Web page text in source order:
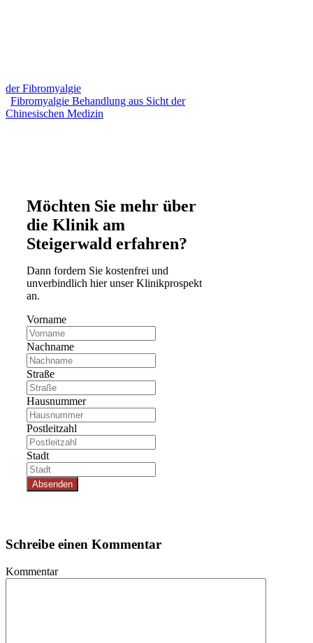
der Fibromyalgie
Fibromyalgie Behandlung aus Sicht der
Chinesischen Medizin
Möchten Sie mehr über
die Klinik am
Steigerwald erfahren?
Dann fordern Sie kostenfrei und
unverbindlich hier unser Klinikprospekt
an.
Vorname
Nachname
Straße
Hausnummer
Postleitzahl
Stadt
Absenden
Schreibe einen Kommentar
Kommentar